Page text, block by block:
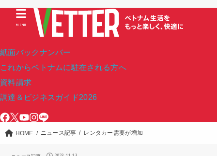
紙面バックナンバー
これからベトナムに駐在される方へ
資料請求
調達＆ビジネスガイド2026
MENU
HOME ニュース記事 レンタカー需要が増加